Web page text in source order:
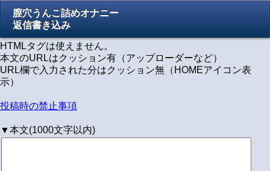
膣穴うんこ詰めオナニー
返信書き込み
HTMLタグは使えません。
本文のURLはクッション有（アップローダーなど）
URL欄で入力された分はクッション無（HOMEアイコン表
示）
投稿時の禁止事項
▼本文(1000文字以内)